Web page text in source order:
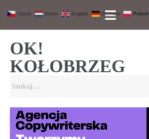
OK!
KOŁOBRZEG
Czech Dutch English German Polish